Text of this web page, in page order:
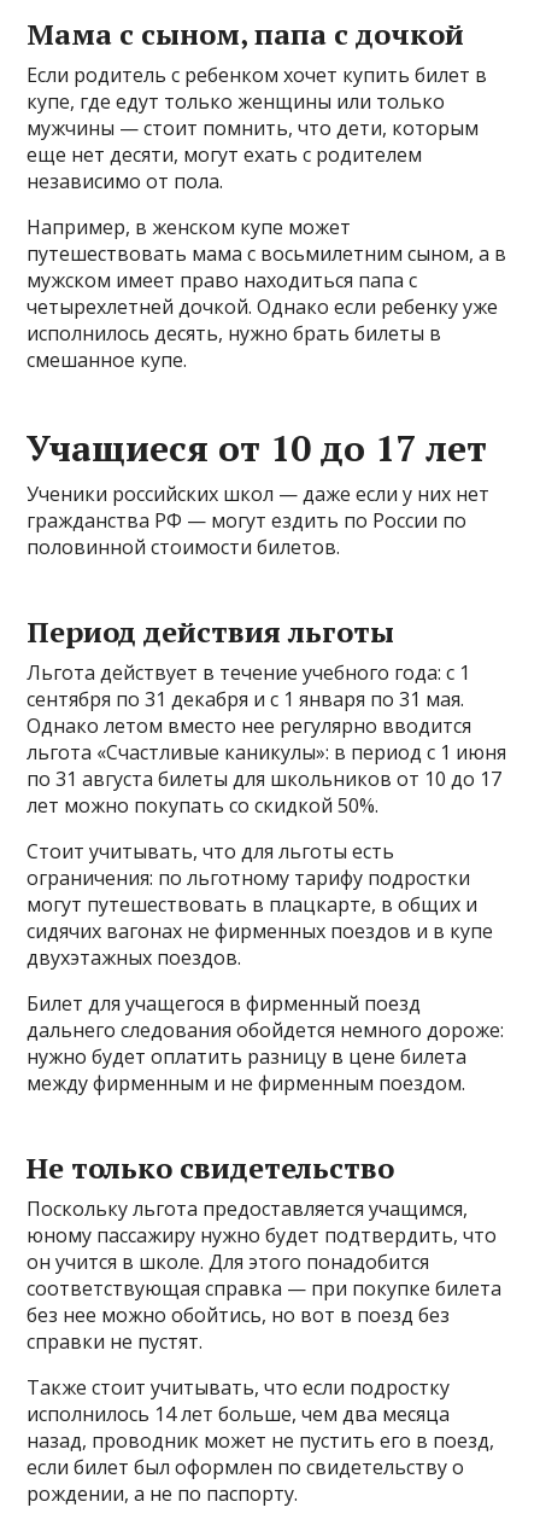
Мама с сыном, папа с дочкой
Если родитель с ребенком хочет купить билет в
купе, где едут только женщины или только
мужчины — стоит помнить, что дети, которым
еще нет десяти, могут ехать с родителем
независимо от пола.
Например, в женском купе может
путешествовать мама с восьмилетним сыном, а в
мужском имеет право находиться папа с
четырехлетней дочкой. Однако если ребенку уже
исполнилось десять, нужно брать билеты в
смешанное купе.
Учащиеся от 10 до 17 лет
Ученики российских школ — даже если у них нет
гражданства РФ — могут ездить по России по
половинной стоимости билетов.
Период действия льготы
Льгота действует в течение учебного года: с 1
сентября по 31 декабря и с 1 января по 31 мая.
Однако летом вместо нее регулярно вводится
льгота «Счастливые каникулы»: в период с 1 июня
по 31 августа билеты для школьников от 10 до 17
лет можно покупать со скидкой 50%.
Стоит учитывать, что для льготы есть
ограничения: по льготному тарифу подростки
могут путешествовать в плацкарте, в общих и
сидячих вагонах не фирменных поездов и в купе
двухэтажных поездов.
Билет для учащегося в фирменный поезд
дальнего следования обойдется немного дороже:
нужно будет оплатить разницу в цене билета
между фирменным и не фирменным поездом.
Не только свидетельство
Поскольку льгота предоставляется учащимся,
юному пассажиру нужно будет подтвердить, что
он учится в школе. Для этого понадобится
соответствующая справка — при покупке билета
без нее можно обойтись, но вот в поезд без
справки не пустят.
Также стоит учитывать, что если подростку
исполнилось 14 лет больше, чем два месяца
назад, проводник может не пустить его в поезд,
если билет был оформлен по свидетельству о
рождении, а не по паспорту.